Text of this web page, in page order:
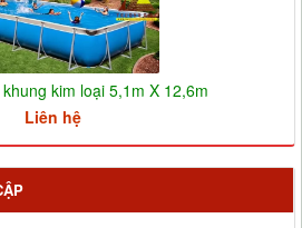
kim loại 5,1m X 12,6m
Liên hệ